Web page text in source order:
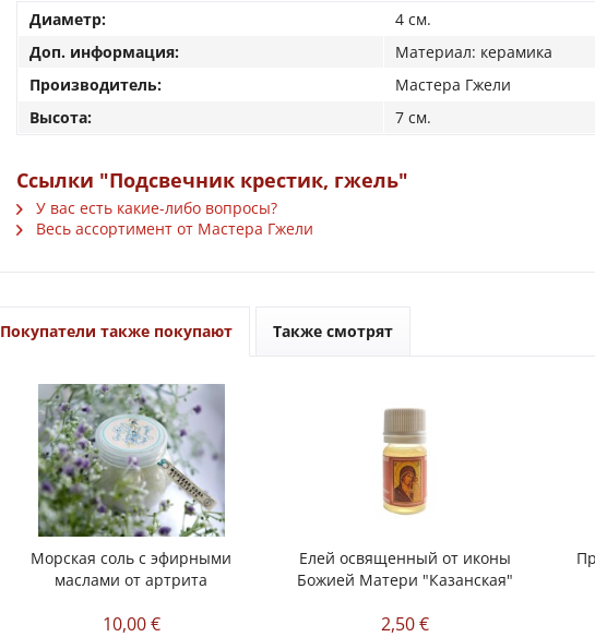
Диаметр:
4 см.
Доп. информация:
Материал: керамика
Производитель:
Мастера Гжели
Высота:
7 см.
Ссылки "Подсвечник крестик, гжель"
У вас есть какие-либо вопросы?
Весь ассортимент от Мастера Гжели
Покупатели также покупают Также смотрят
Морская соль с эфирными
маслами от артрита
10,00 €
Елей освященный от иконы
Божией Матери "Казанская"
2,50 €